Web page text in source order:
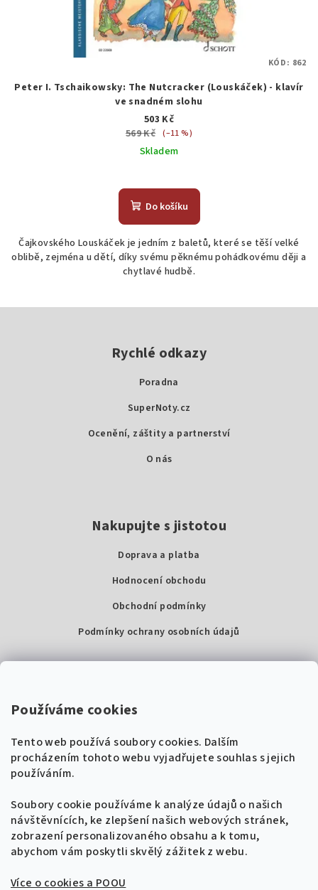
Používáme cookies
Tento web používá soubory cookies. Dalším
procházením tohoto webu vyjadřujete souhlas s jejich
používáním.
Soubory cookie používáme k analýze údajů o našich
návštěvnících, ke zlepšení našich webových stránek,
zobrazení personalizovaného obsahu a k tomu,
abychom vám poskytli skvělý zážitek z webu.
Více o cookies a POOU
Peter I. Tschaikowsky: The Nutcracker (Louskáček) - klavír
ve snadném slohu
503 Kč
569 Kč (–11 %)
Skladem
Do košíku
Čajkovského Louskáček je jedním z baletů, které se těší velké
oblibě, zejména u dětí, díky svému pěknému pohádkovému ději a
chytlavé hudbě.
KÓD: 862
Rychlé odkazy
Poradna
SuperNoty.cz
Ocenění, záštity a partnerství
O nás
Nakupujte s jistotou
Doprava a platba
Hodnocení obchodu
Obchodní podmínky
Podmínky ochrany osobních údajů
Super Noty, s.r.o.
IČ: 04568672
+420 604 485 792
info@supernoty.cz
V pracovních dnech od 8:00 do 17:00
🎸 Naladíme tě na nové zpěvníky!
Získej tipy, novinky a 10 % slevuna první
objednávku.